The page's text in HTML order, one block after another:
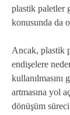
plastik paletler
konusunda da
Ancak, plastik
endişelere
kullanılmasını
artmasına yol
dönüşüm